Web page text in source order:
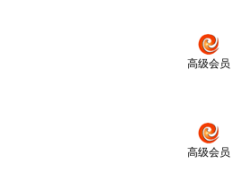
高级会员
高级会员